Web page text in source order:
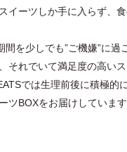
イーツしか手に入らず、
間を少しでも”ご機嫌”に過
それでいて満足度の高い
では生理前後に積極的
ツBOXをお届けしています